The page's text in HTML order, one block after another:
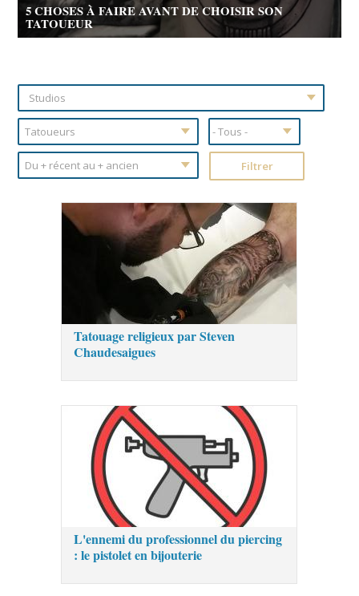
5 CHOSES À FAIRE AVANT DE CHOISIR SON
TATOUEUR
Tatouage religieux par Steven
Chaudesaigues
L'ennemi du professionnel du piercing
: le pistolet en bijouterie